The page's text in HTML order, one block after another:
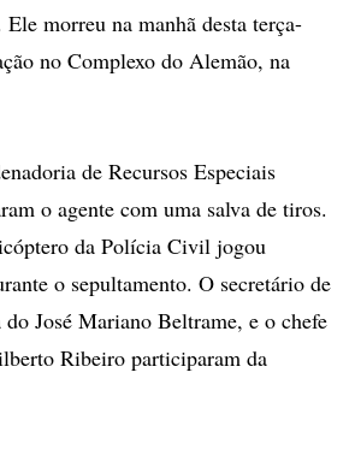
morreu na manhã desta terça-
no Complexo do Alemão, na
de Recursos Especiais
o agente com uma salva de tiros.
da Polícia Civil jogou
o sepultamento. O secretário de
do José Mariano Beltrame, e o chefe
Ribeiro participaram da